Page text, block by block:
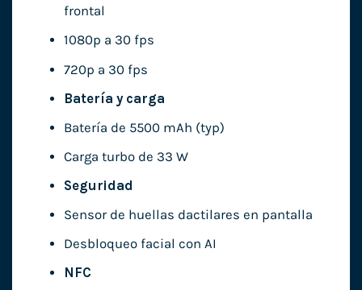
frontal
1080p a 30 fps
720p a 30 fps
Batería y carga
Batería de 5500 mAh (typ)
Carga turbo de 33 W
Seguridad
Sensor de huellas dactilares en pantalla
Desbloqueo facial con AI
NFC